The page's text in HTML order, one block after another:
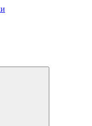
и тайное внутри.